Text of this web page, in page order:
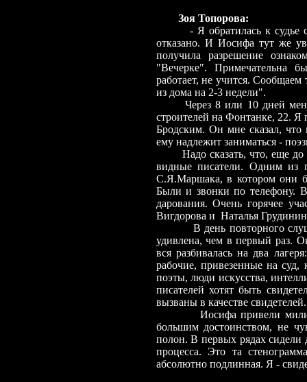
Зоя Топорова:
-Я обратилась к судье
отказано. И Иосифа тут же
получила разрешение
"Вечерке". Примечательна
работает, не учится.
из дома на 2-3 недели".
Через 8 или 10 дней
строителей на Фонтанке, 22. Я
Бродским. Он мне сказал, что
ему надлежит заниматься -
Надо сказать, что, еще
видные писатели. Одним из
С.Я.Маршака, в котором они
Были и звонки по телефону.
дарования. Очень горячее
Вигдорова и Наталья
В день повторного
удивлена, чем в первый раз.
вся разбивалась на два
рабочие, привезенные на
поэты, люди искусства,
писателей хотят быть
вызваны в качестве свидетелей.
Иосифа привели
большим достоинством, не
полон. В первых рядах сидели
процесса. Это та
абсолютно подлинная. Я -